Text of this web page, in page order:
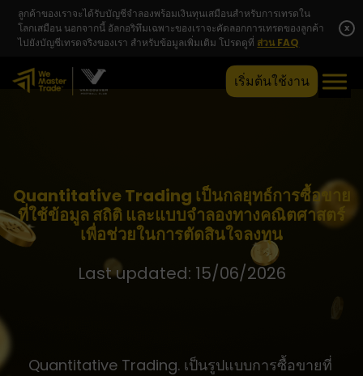
ลูกค้าของเราจะได้รับบัญชีจำลองพร้อมเงินทุนเสมือนสำหรับการเทรดใน
โลกเสมือน นอกจากนี้ อัลกอริทึมเฉพาะของเราจะคัดลอกการเทรดของลูกค้า
ไปยังบัญชีเทรดจริงของเรา สำหรับข้อมูลเพิ่มเติม โปรดดูที่ ส่วน FAQ
x
เริ่มต้นใช้งาน
Quantitative Trading เป็นกลยุทธ์การซื้อขาย
ที่ใช้ข้อมูล สถิติ และแบบจำลองทางคณิตศาสตร์
เพื่อช่วยในการตัดสินใจลงทุน
Last updated: 15/06/2026
Quantitative Trading. เป็นรูปแบบการซื้อขายที่